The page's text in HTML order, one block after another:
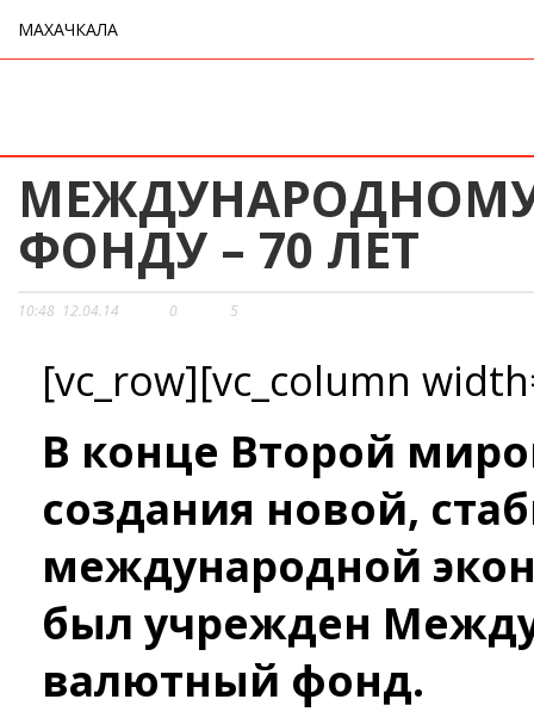
МАХАЧКАЛА
ФОНДУ – 70 ЛЕТ
10:48 12.04.14 0 5
[vc_row][vc_column
В конце Второй
создания новой,
международной
был учрежден
валютный фонд.